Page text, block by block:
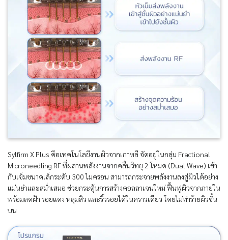
Sylfirm X Plus คือเทคโนโลยีงานผิวจากเกาหลี จัดอยู่ในกลุ่ม Fractional
Microneedling RF ที่ผสานพลังงานจากคลื่นวิทยุ 2 โหมด (Dual Wave) เข้า
กับเข็มขนาดเล็กระดับ 300 ไมครอน สามารถกระจายพลังงานลงสู่ผิวได้อย่าง
แม่นยำและสม่ำเสมอ ช่วยกระตุ้นการสร้างคอลลาเจนใหม่ ฟื้นฟูผิวจากภายใน
พร้อมลดฝ้า รอยแดง หลุมสิว และริ้วรอยได้ในคราวเดียว โดยไม่ทำร้ายผิวชั้น
บน